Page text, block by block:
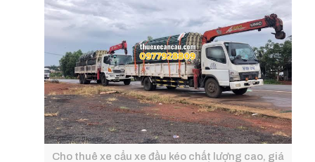
Cho thuê xe cẩu xe đầu kéo chất lượng cao, giá